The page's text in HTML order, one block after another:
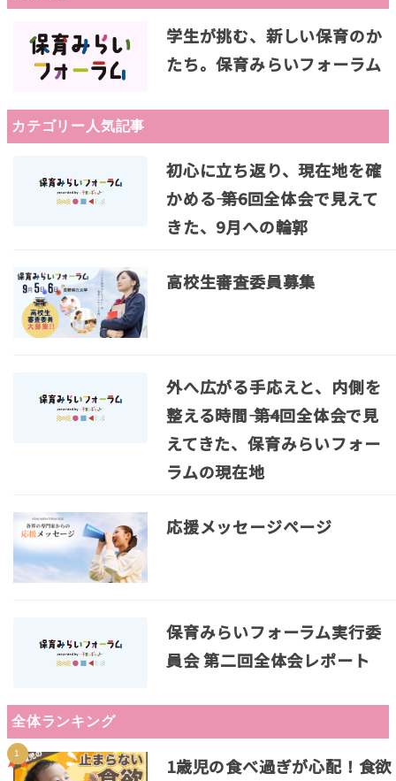
学生が挑む、新しい保育のか
たち。保育みらいフォーラム
カテゴリー人気記事
初心に立ち返り、現在地を確
かめる―― 第6回全体会で見えて
きた、9月への輪郭
高校生審査委員募集
外へ広がる手応えと、内側を
整える時間―― 第4回全体会で見
えてきた、保育みらいフォー
ラムの現在地
応援メッセージページ
保育みらいフォーラム実行委
員会 第二回全体会レポート
全体ランキング
1歳児の食べ過ぎが心配！食欲